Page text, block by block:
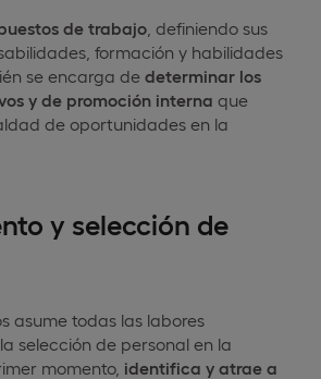
de trabajo , definiendo sus
formación y habilidades
se encarga de determinar los
y de promoción interna que
de oportunidades en la
y selección de
asume todas las labores
selección de personal en la
momento, identifica y atrae a